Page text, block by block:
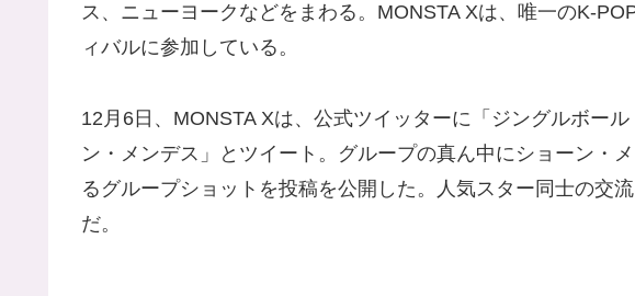
ス、ニューヨークなどをまわる。MONSTA Xは、唯一のK-
ィバルに参加している。
12月6日、MONSTA Xは、公式ツイッターに「ジングルボー
ン・メンデス」とツイート。グループの真ん中にショーン・
るグループショットを投稿を公開した。人気スター同士の交
だ。